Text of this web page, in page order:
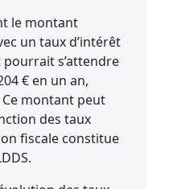
le montant
un taux d’intérêt
s’attendre
€ en un an,
montant peut
des taux
fiscale constitue